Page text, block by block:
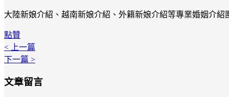
大陸新娘介紹、越南新娘介紹、外籍新娘介紹等專業婚姻介紹
點贊
< 上一篇
下一篇 >
文章留言